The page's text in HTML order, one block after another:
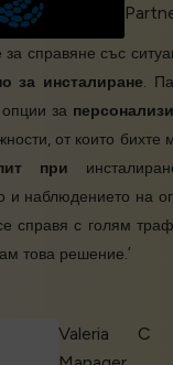
справяне със
за инсталиране.
за
от които бихте
при
и наблюдението на
справя с голям
това решение.’
Valeria C